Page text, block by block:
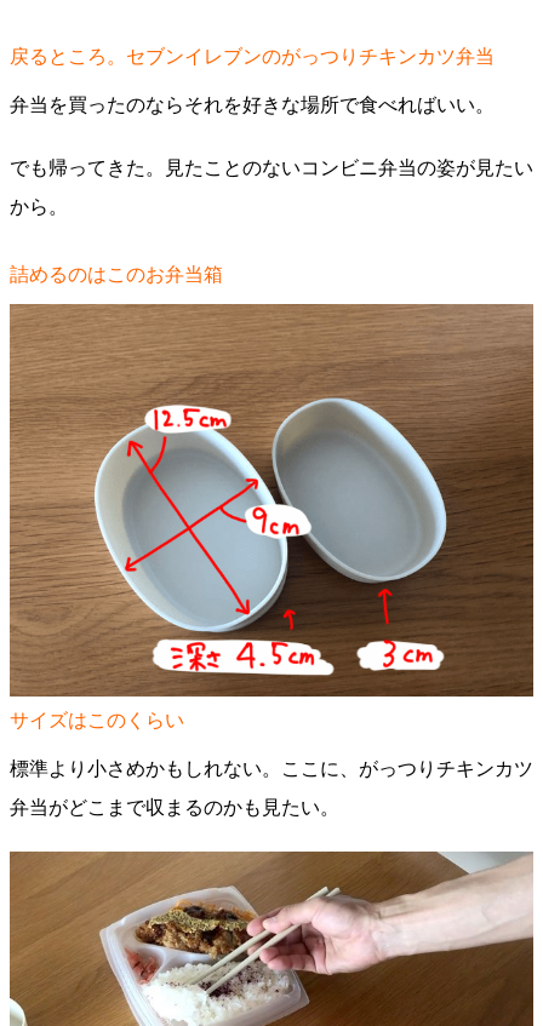
戻るところ。セブンイレブンのがっつりチキンカツ弁当
弁当を買ったのならそれを好きな場所で食べればいい。
でも帰ってきた。見たことのないコンビニ弁当の姿が見たい
から。
詰めるのはこのお弁当箱
サイズはこのくらい
標準より小さめかもしれない。ここに、がっつりチキンカツ
弁当がどこまで収まるのかも見たい。